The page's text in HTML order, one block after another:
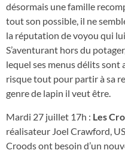
désormais une famille
tout son possible, il ne
la réputation de voyou qui
S’aventurant hors du
lequel ses menus délits sont
risque tout pour partir à sa
genre de lapin il veut être.
Mardi 27 juillet 17h : Les
réalisateur Joel Crawford,
Croods ont besoin d’un